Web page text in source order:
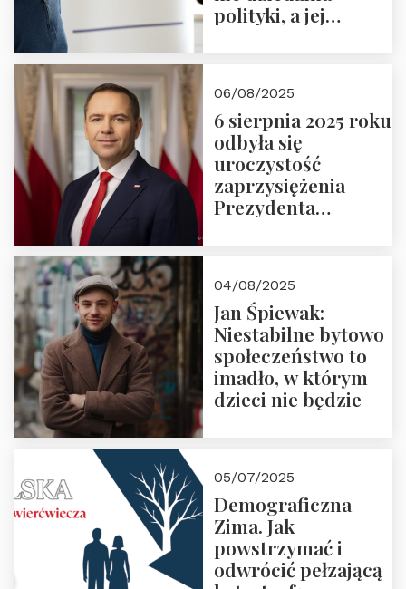
polityki, a jej
06/08/2025
6 sierpnia 2025 roku
odbyła się
uroczystość
zaprzysiężenia
Prezydenta
Nawrockiego
04/08/2025
Jan Śpiewak:
Niestabilne bytowo
społeczeństwo to
imadło, w którym
dzieci nie będzie
05/07/2025
Demograficzna
Zima. Jak
powstrzymać i
odwrócić pełzającą